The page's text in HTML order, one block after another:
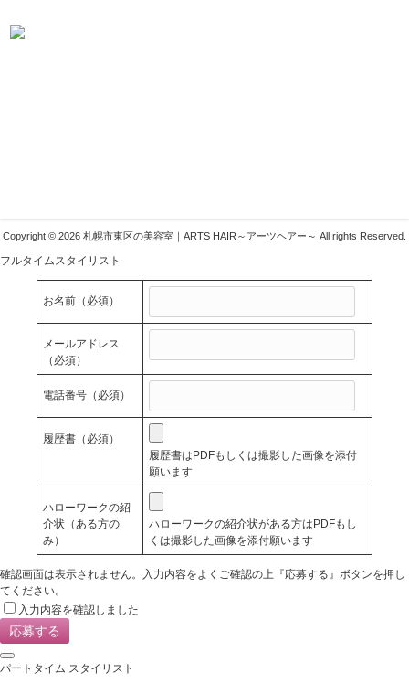
Copyright © 2026 札幌市東区の美容室｜ARTS HAIR～アーツヘアー～ All rights Reserved.
フルタイムスタイリスト
お名前 （必須）
メールアドレス
（必須）
電話番号 （必須）
履歴書 （必須）
履歴書はPDFもしくは撮影した画像を添付
願います
ハローワークの紹
介状（ある方の
み）
ハローワークの紹介状がある方はPDFもし
くは撮影した画像を添付願います
確認画面は表示されません。入力内容をよくご確認の上『応募する』ボタンを押し
てください。
入力内容を確認しました
パートタイム スタイリスト